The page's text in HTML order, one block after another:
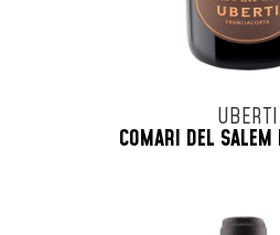
UBERTI
COMARI DEL